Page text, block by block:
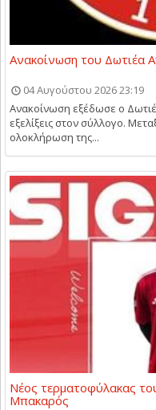
Ανακοίνωση του Δωτιέα
04 Αυγούστου 2026 23:19
Ανακοίνωση εξέδωσε ο
εξελίξεις στον σύλλογο.
ολοκλήρωση της...
Νέος τερματοφύλακας
Μπακαρός